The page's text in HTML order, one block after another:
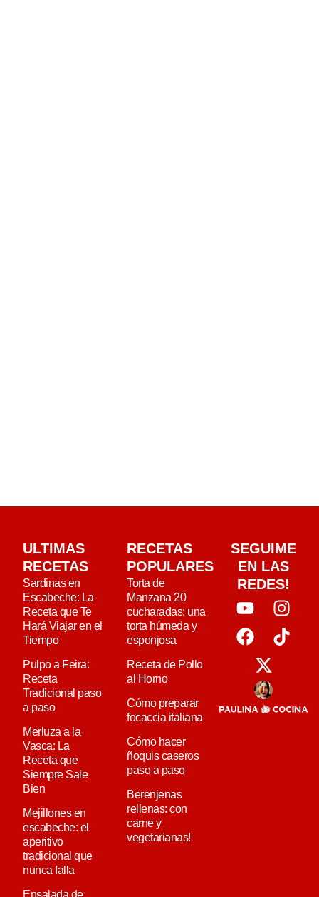
ULTIMAS
RECETAS
Sardinas en
Escabeche: La
Receta que Te
Hará Viajar en el
Tiempo
Pulpo a Feira:
Receta
Tradicional paso
a paso
Merluza a la
Vasca: La
Receta que
Siempre Sale
Bien
Mejillones en
escabeche: el
aperitivo
tradicional que
nunca falla
Ensalada de
RECETAS
POPULARES
Torta de
Manzana 20
cucharadas: una
torta húmeda y
esponjosa
Receta de Pollo
al Horno
Cómo preparar
focaccia italiana
Cómo hacer
ñoquis caseros
paso a paso
Berenjenas
rellenas: con
carne y
vegetarianas!
SEGUIME
EN LAS
REDES!